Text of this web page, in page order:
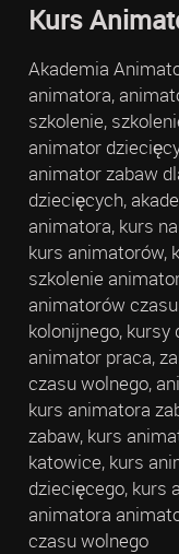
Kurs
Akademia
animatora,
szkolenie,
animator
animator zabaw
dziecięcych,
animatora, kurs
kurs animatorów,
szkolenie
animatorów
kolonijnego, kursy
animator praca,
czasu wolnego,
kurs animatora
zabaw, kurs
katowice, kurs
dziecięcego, kurs
animatora
czasu wolnego